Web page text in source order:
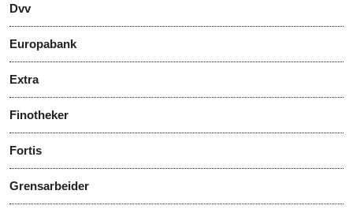
Dvv
Europabank
Extra
Finotheker
Fortis
Grensarbeider